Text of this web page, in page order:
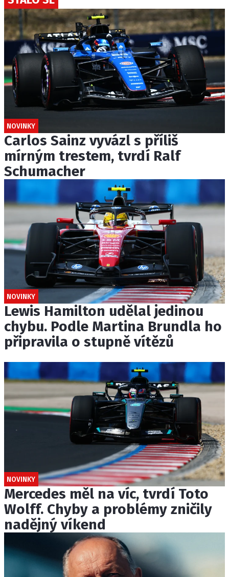
NOVINKY
Carlos Sainz vyvázl s příliš
mírným trestem, tvrdí Ralf
Schumacher
NOVINKY
Lewis Hamilton udělal jedinou
chybu. Podle Martina Brundla ho
připravila o stupně vítězů
NOVINKY
Mercedes měl na víc, tvrdí Toto
Wolff. Chyby a problémy zničily
nadějný víkend